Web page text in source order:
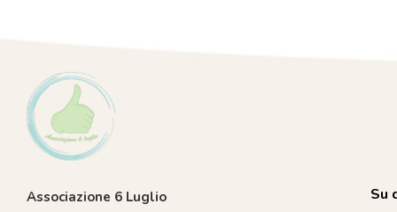
Associazione 6 Luglio
Su